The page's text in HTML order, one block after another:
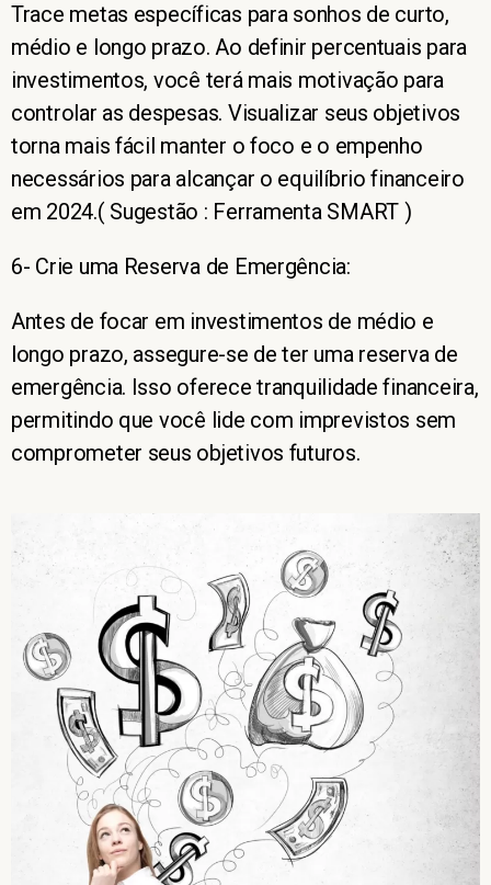
Trace metas específicas para sonhos de curto,
médio e longo prazo. Ao definir percentuais para
investimentos, você terá mais motivação para
controlar as despesas. Visualizar seus objetivos
torna mais fácil manter o foco e o empenho
necessários para alcançar o equilíbrio financeiro
em 2024.( Sugestão : Ferramenta SMART )
6- Crie uma Reserva de Emergência:
Antes de focar em investimentos de médio e
longo prazo, assegure-se de ter uma reserva de
emergência. Isso oferece tranquilidade financeira,
permitindo que você lide com imprevistos sem
comprometer seus objetivos futuros.